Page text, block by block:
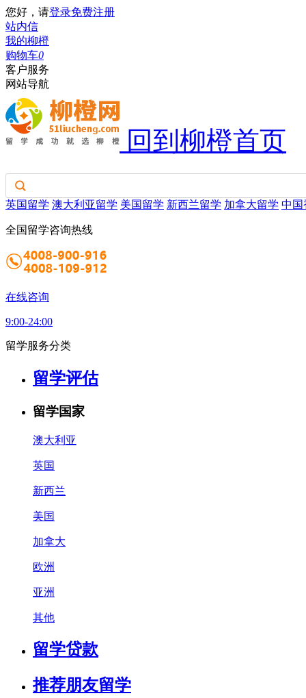
您好，请登录免费注册
站内信
我的柳橙
购物车0
客户服务
网站导航
回到柳橙首页
英国留学 澳大利亚留学 美国留学 新西兰留学 加拿大留学 中国
全国留学咨询热线
在线咨询
9:00-24:00
留学服务分类
留学评估
留学国家
澳大利亚
英国
新西兰
美国
加拿大
欧洲
亚洲
其他
留学贷款
推荐朋友留学